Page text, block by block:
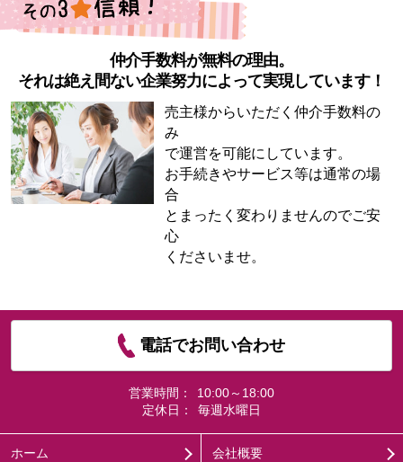
仲介手数料が無料の理由。
それは絶え間ない企業努力によって実現しています！
売主様からいただく仲介手数料の
み
で運営を可能にしています。
お手続きやサービス等は通常の場
合
とまったく変わりませんのでご安
心
くださいませ。
電話でお問い合わせ
営業時間：
10:00～18:00
定休日：
毎週水曜日
ホーム 会社概要